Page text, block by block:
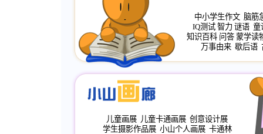
中小学生作文 脑筋
IQ测试 智力 谜语 童
知识百科 问答 蒙学读
万事由来 歇后语
儿童画展 儿童卡通画展 创意设计展
学生摄影作品展 小山个人画展 卡通林